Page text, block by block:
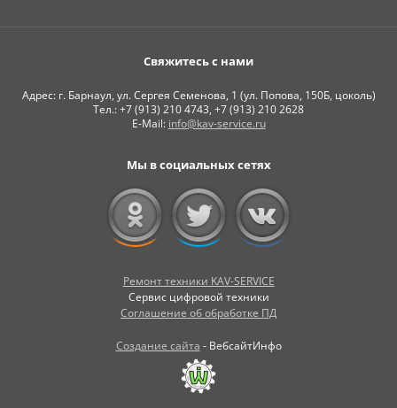
Свяжитесь с нами
Адрес: г. Барнаул, ул. Сергея Семенова, 1 (ул. Попова, 150Б, цоколь)
Тел.: +7 (913) 210 4743, +7 (913) 210 2628
E-Mail: info@kav-service.ru
Мы в социальных сетях
Ремонт техники KAV-SERVICE
Сервис цифровой техники
Соглашение об обработке ПД
Создание сайта - ВебсайтИнфо